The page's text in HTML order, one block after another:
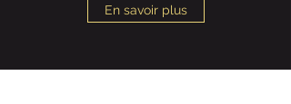
En savoir plus